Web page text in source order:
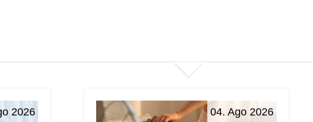
2026 04. Ago 2026